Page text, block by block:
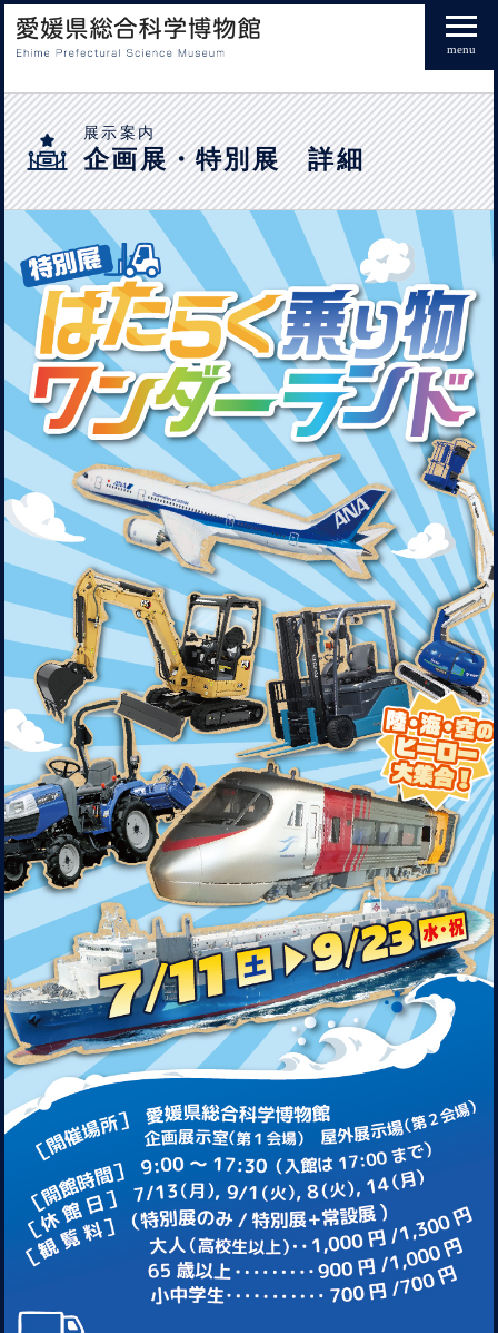
menu
展示案内
企画展・特別展 詳細
特別展「はたらく乗り物ワンダーランド」 2026年7月11日（土）～2026年9
月23日（水祝）